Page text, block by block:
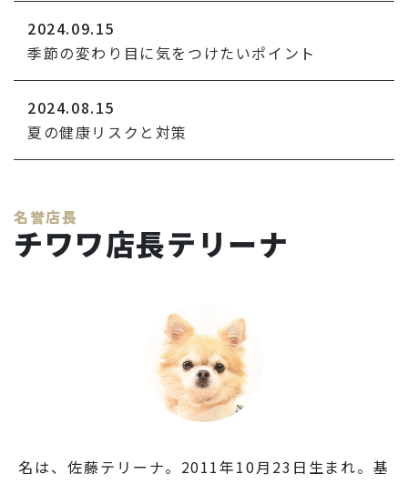
2024.09.15
季節の変わり目に気をつけたいポイント
2024.08.15
夏の健康リスクと対策
名誉店長
チワワ店長テリーナ
名は、佐藤テリーナ。2011年10月23日生まれ。基